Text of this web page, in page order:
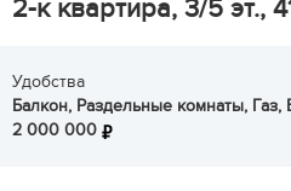
2-к квартира, 3/5 эт.,
Удобства
Балкон, Раздельные комнаты, Газ,
2 000 000